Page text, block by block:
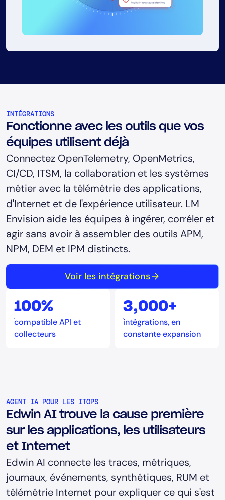
INTÉGRATIONS
Fonctionne avec les outils que vos
équipes utilisent déjà
Connectez OpenTelemetry, OpenMetrics,
CI/CD, ITSM, la collaboration et les systèmes
métier avec la télémétrie des applications,
d'Internet et de l'expérience utilisateur. LM
Envision aide les équipes à ingérer, corréler et
agir sans avoir à assembler des outils APM,
NPM, DEM et IPM distincts.
Voir les intégrations
100%
compatible API et
collecteurs
3,000+
intégrations, en
constante expansion
AGENT IA POUR LES ITOPS
Edwin AI trouve la cause première
sur les applications, les utilisateurs
et Internet
Edwin AI connecte les traces, métriques,
journaux, événements, synthétiques, RUM et
télémétrie Internet pour expliquer ce qui s'est